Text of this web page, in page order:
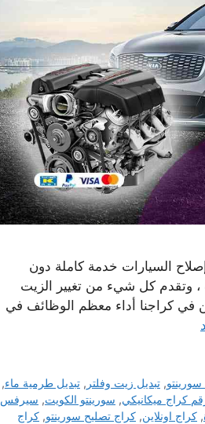
السيارات خدمة كاملة دون
، وتقدم كل شيء من تغيير الزيت
في كراجنا أداء معظم الوظائف في
,تبديل زيت وفلتر ,تبديل طرمية ماء,
كراج ميكانيكي, سورينتو الكويت, سيرفس
, كراج اونلاين, كراج تصليح سورينتو, كراج